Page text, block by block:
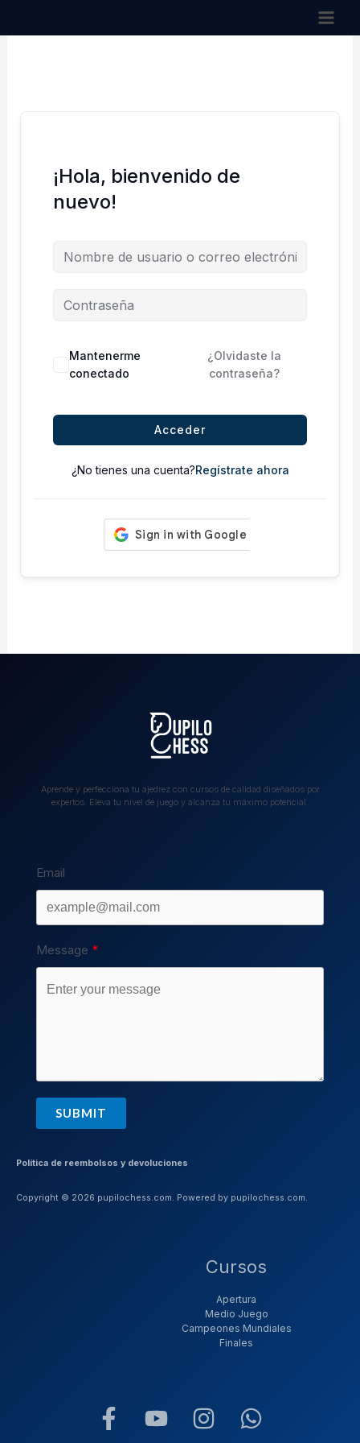
¡Hola, bienvenido de
nuevo!
Mantenerme
conectado
¿Olvidaste la
contraseña?
Acceder
¿No tienes una cuenta?Regístrate ahora
Aprende y perfecciona tu ajedrez con cursos de calidad diseñados por
expertos. Eleva tu nivel de juego y alcanza tu máximo potencial.
Email
Message
SUBMIT
Política de reembolsos y devoluciones
Copyright © 2026 pupilochess.com. Powered by pupilochess.com.
Cursos
Apertura
Medio Juego
Campeones Mundiales
Finales